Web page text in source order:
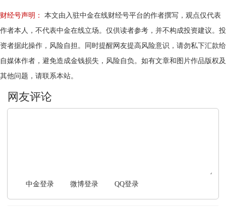
财经号声明：
本文由入驻中金在线财经号平台的作者撰写，观点仅代表
作者本人，不代表中金在线立场。仅供读者参考，并不构成投资建议。投
资者据此操作，风险自担。同时提醒网友提高风险意识，请勿私下汇款给
自媒体作者，避免造成金钱损失，风险自负。如有文章和图片作品版权及
其他问题，请联系本站。
中金登录 微博登录 QQ登录